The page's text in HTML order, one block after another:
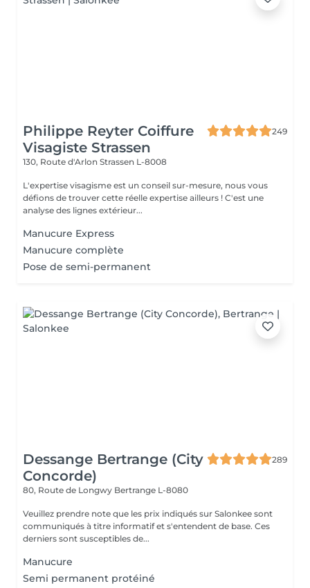
Philippe Reyter Coiffure
Visagiste Strassen
249
130, Route d'Arlon Strassen L-8008
L'expertise visagisme est un conseil sur-mesure, nous vous
défions de trouver cette réelle expertise ailleurs ! C'est une
analyse des lignes extérieur...
Manucure Express
Manucure complète
Pose de semi-permanent
Dessange Bertrange (City
Concorde)
289
80, Route de Longwy Bertrange L-8080
Veuillez prendre note que les prix indiqués sur Salonkee sont
communiqués à titre informatif et s'entendent de base. Ces
derniers sont susceptibles de...
Manucure
Semi permanent protéiné